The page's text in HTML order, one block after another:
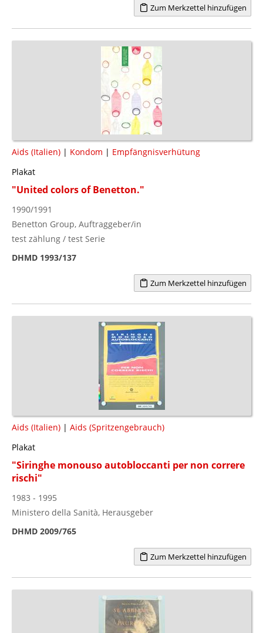
Zum Merkzettel hinzufügen
Aids (Italien) | Kondom | Empfängnisverhütung
Plakat
"United colors of Benetton."
1990/1991
Benetton Group, Auftraggeber/in
test zählung / test Serie
DHMD 1993/137
Zum Merkzettel hinzufügen
Aids (Italien) | Aids (Spritzengebrauch)
Plakat
"Siringhe monouso autobloccanti per non correre
rischi"
1983 - 1995
Ministero della Sanità, Herausgeber
DHMD 2009/765
Zum Merkzettel hinzufügen